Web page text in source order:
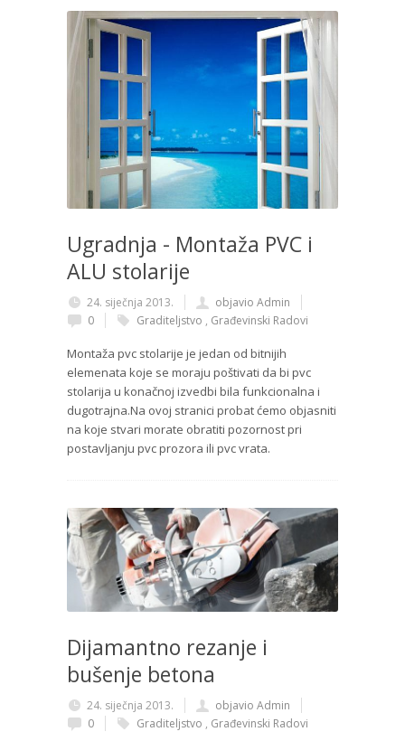
Ugradnja - Montaža PVC i
ALU stolarije
24. siječnja 2013.
objavio Admin
0
Graditeljstvo , Građevinski Radovi
Montaža pvc stolarije je jedan od bitnijih
elemenata koje se moraju poštivati da bi pvc
stolarija u konačnoj izvedbi bila funkcionalna i
dugotrajna.Na ovoj stranici probat ćemo objasniti
na koje stvari morate obratiti pozornost pri
postavljanju pvc prozora ili pvc vrata.
Dijamantno rezanje i
bušenje betona
24. siječnja 2013.
objavio Admin
0
Graditeljstvo , Građevinski Radovi